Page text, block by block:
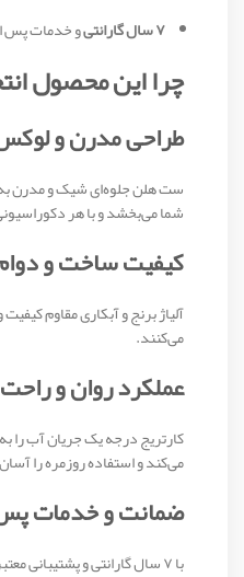
۷ سال گارانتی
و خدمات پس
چرا این محصول
طراحی مدرن و
ست هلن جلوه‌ای شیک و مدرن
شما می‌بخشد و با هر
کیفیت ساخت و
آلیاژ برنج و آبکاری مقاوم
می‌کنند.
عملکرد روان و راحت
کارتریج درجه یک جریان آب را
می‌کند و استفاده روزمره را
ضمانت و خدمات
با ۷ سال گارانتی و پشتیبانی